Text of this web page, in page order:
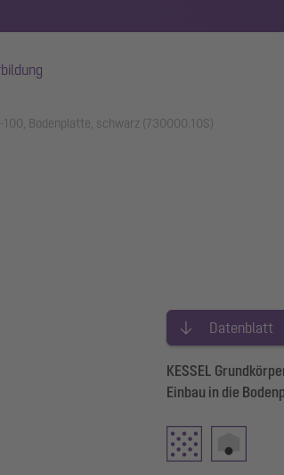
100, Bodenplatte, schwarz (730000.10S)
Datenblatt
KESSEL
Einbau in die